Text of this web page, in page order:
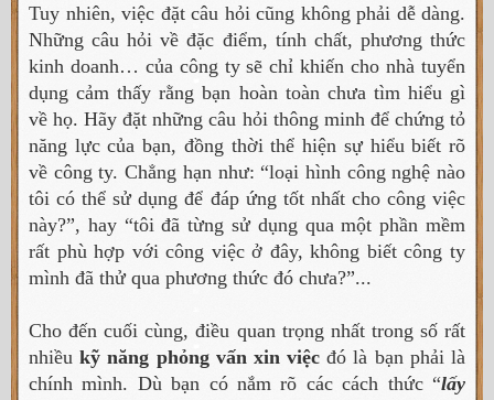
Tuy nhiên, việc đặt câu hỏi cũng không phải dễ dàng.
Những câu hỏi về đặc điểm, tính chất, phương thức
kinh doanh… của công ty sẽ chỉ khiến cho nhà tuyển
dụng cảm thấy rằng bạn hoàn toàn chưa tìm hiểu gì
về họ. Hãy đặt những câu hỏi thông minh để chứng tỏ
năng lực của bạn, đồng thời thể hiện sự hiểu biết rõ
về công ty. Chẳng hạn như: “loại hình công nghệ nào
tôi có thể sử dụng để đáp ứng tốt nhất cho công việc
này?”, hay “tôi đã từng sử dụng qua một phần mềm
rất phù hợp với công việc ở đây, không biết công ty
mình đã thử qua phương thức đó chưa?”...
Cho đến cuối cùng, điều quan trọng nhất trong số rất
nhiềukỹ năng phỏng vấn xin việcđó là bạn phải là
chính mình. Dù bạn có nắm rõ các cách thức “lấy